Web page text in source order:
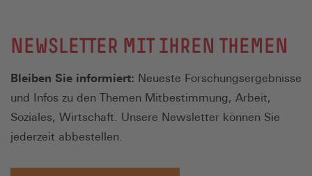
NEWSLETTER MIT IHREN THEMEN
Bleiben Sie informiert: Neueste Forschungsergebnisse
und Infos zu den Themen Mitbestimmung, Arbeit,
Soziales, Wirtschaft. Unsere Newsletter können Sie
jederzeit abbestellen.